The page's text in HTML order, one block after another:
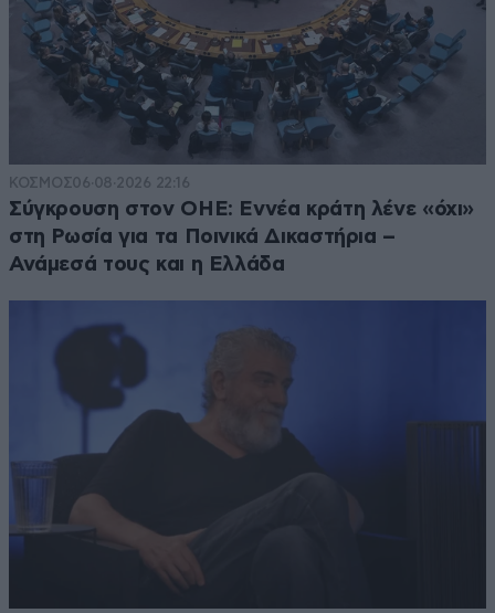
ΚΟΣΜΟΣ06·08·2026 22:16
Σύγκρουση στον ΟΗΕ: Εννέα κράτη λένε «όχι»
στη Ρωσία για τα Ποινικά Δικαστήρια –
Ανάμεσά τους και η Ελλάδα